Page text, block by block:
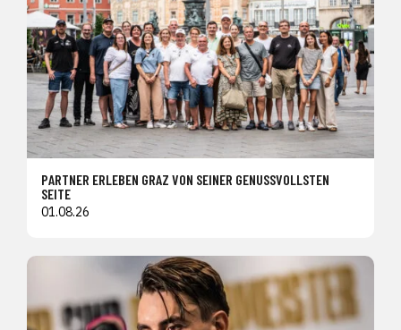
PARTNER ERLEBEN GRAZ VON SEINER GENUSSVOLLSTEN
SEITE
01.08.26